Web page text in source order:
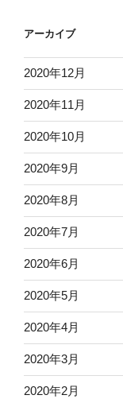
アーカイブ
2020年12月
2020年11月
2020年10月
2020年9月
2020年8月
2020年7月
2020年6月
2020年5月
2020年4月
2020年3月
2020年2月